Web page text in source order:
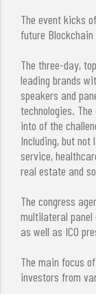
The event kicks
future
The three-day,
leading brands
speakers and
technologies.
into of the
Including, but
service,
real estate and
The congress
multilateral
as well as ICO
The main focus
investors from